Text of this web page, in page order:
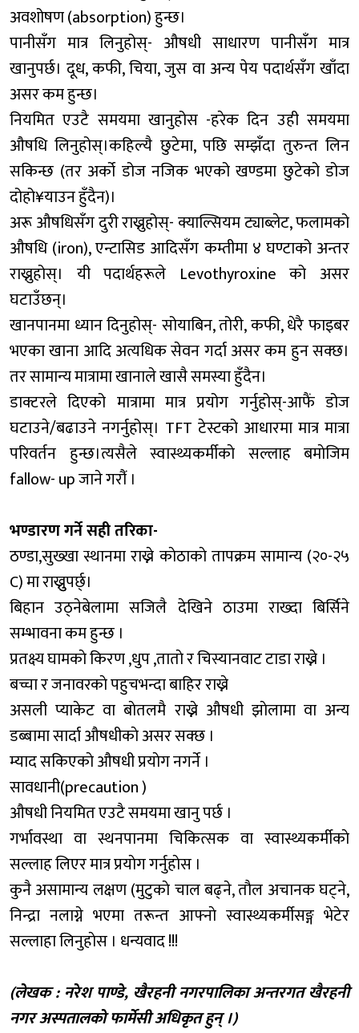
अवशोषण (absorption) हुन्छ।
पानीसँग मात्र लिनुहोस्- औषधी साधारण पानीसँग मात्र
खानुपर्छ। दूध, कफी, चिया, जुस वा अन्य पेय पदार्थसँग खाँदा
असर कम हुन्छ।
नियमित एउटै समयमा खानुहोस -हरेक दिन उही समयमा
औषधि लिनुहोस्।कहिल्यै छुटेमा, पछि सम्झँदा तुरुन्त लिन
सकिन्छ (तर अर्को डोज नजिक भएको खण्डमा छुटेको डोज
दोहो¥याउन हुँदैन)।
अरू औषधिसँग दुरी राख्नुहोस्- क्याल्सियम ट्याब्लेट, फलामको
औषधि (iron), एन्टासिड आदिसँग कम्तीमा ४ घण्टाको अन्तर
राख्नुहोस्। यी पदार्थहरूले Levothyroxine को असर
घटाउँछन्।
खानपानमा ध्यान दिनुहोस्- सोयाबिन, तोरी, कफी, धेरै फाइबर
भएका खाना आदि अत्यधिक सेवन गर्दा असर कम हुन सक्छ।
तर सामान्य मात्रामा खानाले खासै समस्या हुँदैन।
डाक्टरले दिएको मात्रामा मात्र प्रयोग गर्नुहोस्-आफैं डोज
घटाउने/बढाउने नगर्नुहोस्। TFT टेस्टको आधारमा मात्र मात्रा
परिवर्तन हुन्छ।त्यसैले स्वास्थ्यकर्मीकाे सल्लाह बमाेजिम
fallow- up जाने गराैंं ।
भण्डारण गर्ने सही तरिका-
ठण्डा,सुख्खा स्थानमा राख्ने काेठाकाे तापक्रम सामान्य (२०-२५
C) मा राख्नुुपर्छ्।
बिहान उठ्नेबेलामा सजिलै देखिने ठाउमा राख्दा बिर्सिने
सम्भावना कम हुन्छ ।
प्रतक्ष्य घामकाे किरण ,धुप ,ताताे र चिस्यानवाट टाडा राख्ने ।
बच्चा र जनावरकाे पहुचभन्दा बाहिर राख्ने
असली प्याकेट वा बाेतलमै राख्ने औषधी झाेलामा वा अन्य
डब्बामा सार्दा औषधीकाे असर सक्छ ।
म्याद सकिएकाे औषधी प्रयाेग नगर्ने ।
सावधानी(precaution )
औषधी नियमित एउटै समयमा खानु पर्छ ।
गर्भावस्था वा स्थनपानमा चिकित्सक वा स्वास्थ्यकर्मीकाे
सल्लाह लिएर मात्र प्रयाेग गर्नुहाेस ।
कुनै असामान्य लक्षण (मुटुकाे चाल बढ्ने, ताैल अचानक घट्ने,
निन्द्रा नलाग्ने भएमा तरून्त आफ्नाे स्वास्थ्यकर्मीसङ्ग भेटेर
सल्लाहा लिनुहाेस । धन्यवाद !!!
(लेखक : नरेश पाण्डे, खैरहनी नगरपालिका अन्तरगत खैरहनी
नगर अस्पतालकाे फार्मेसी अधिकृत हुन् ।)